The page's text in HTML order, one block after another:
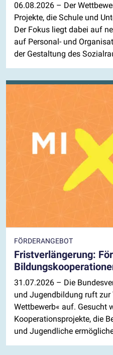
06.08.2026 – Der
Projekte, die Schule und
Der Fokus liegt dabei auf
auf Personal- und
der Gestaltung des
FÖRDERANGEBOT
Fristverlängerung:
31.07.2026 – Die
und Jugendbildung ruft zur
Wettbewerb« auf. Gesucht
Kooperationsprojekte, die
und Jugendliche